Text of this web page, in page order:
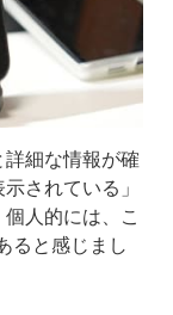
細な情報が確
されている」
人的には、こ
ると感じまし